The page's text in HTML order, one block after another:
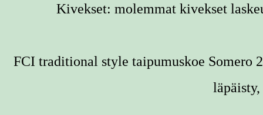
Kivekset: molemmat kivekset
FCI traditional style taipumuskoe Somero